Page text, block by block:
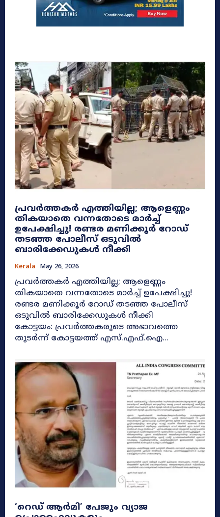
പ്രവർത്തകർ എത്തിയില്ല; ആളെണ്ണം
തികയാതെ വന്നതോടെ മാർച്ച്
ഉപേക്ഷിച്ചു! രണ്ടര മണിക്കൂർ റോഡ്
തടഞ്ഞ പോലീസ് ഒടുവിൽ
ബാരിക്കേഡുകൾ നീക്കി
Kerala May 26, 2026
പ്രവർത്തകർ എത്തിയില്ല; ആളെണ്ണം
തികയാതെ വന്നതോടെ മാർച്ച് ഉപേക്ഷിച്ചു!
രണ്ടര മണിക്കൂർ റോഡ് തടഞ്ഞ പോലീസ്
ഒടുവിൽ ബാരിക്കേഡുകൾ നീക്കി
കോട്ടയം: പ്രവർത്തകരുടെ അഭാവത്തെ
തുടർന്ന് കോട്ടയത്ത് എസ്.എഫ്.ഐ...
​‘റെഡ് ആർമി’ പേജും വ്യാജ